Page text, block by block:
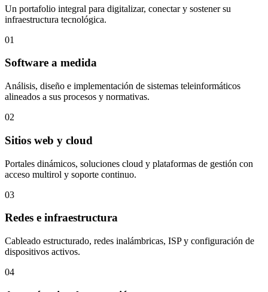
Un portafolio integral para digitalizar, conectar y sostener su
infraestructura tecnológica.
01
Software a medida
Análisis, diseño e implementación de sistemas teleinformáticos
alineados a sus procesos y normativas.
02
Sitios web y cloud
Portales dinámicos, soluciones cloud y plataformas de gestión con
acceso multirol y soporte continuo.
03
Redes e infraestructura
Cableado estructurado, redes inalámbricas, ISP y configuración de
dispositivos activos.
04